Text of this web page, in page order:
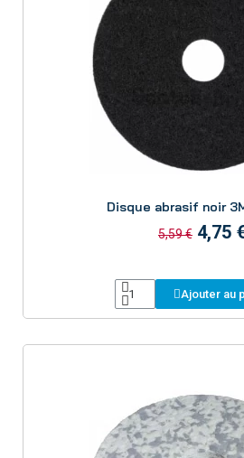
Disque abrasif noir
5,59 € 4,75
Ajouter au